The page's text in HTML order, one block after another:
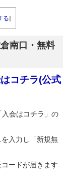
る]
南口・無料
コチラ(公式
入会はコチラ」の
入力し「新規無
ードが届きます